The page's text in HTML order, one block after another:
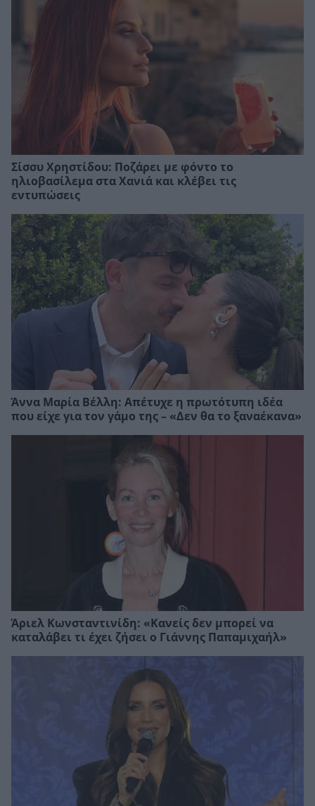
Σίσσυ Χρηστίδου: Ποζάρει με φόντο το
ηλιοβασίλεμα στα Χανιά και κλέβει τις
εντυπώσεις
Άννα Μαρία Βέλλη: Απέτυχε η πρωτότυπη ιδέα
που είχε για τον γάμο της – «Δεν θα το ξαναέκανα»
Άριελ Κωνσταντινίδη: «Κανείς δεν μπορεί να
καταλάβει τι έχει ζήσει ο Γιάννης Παπαμιχαήλ»